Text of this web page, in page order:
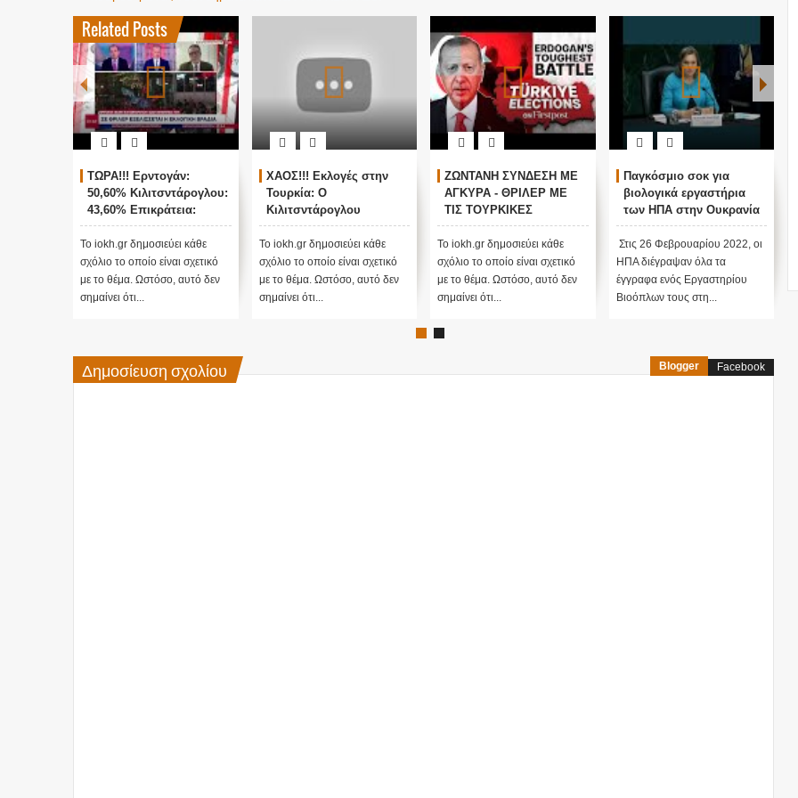
Related Posts
ΤΩΡΑ!!! Ερντογάν:
50,60% Κιλιτσντάρογλου:
43,60% Επικράτεια:
78,2%
Το iokh.gr δημοσιεύει κάθε
σχόλιο το οποίο είναι σχετικό
με το θέμα. Ωστόσο, αυτό δεν
σημαίνει ότι...
ΧΑΟΣ!!! Εκλογές στην
Τουρκία: Ο
Κιλιτσντάρογλου
αμφισβητεί τα
αποτελέσματα θα γίνουν
ενστάσεις...
Το iokh.gr δημοσιεύει κάθε
σχόλιο το οποίο είναι σχετικό
με το θέμα. Ωστόσο, αυτό δεν
σημαίνει ότι...
ΖΩΝΤΑΝΗ ΣΥΝΔΕΣΗ ΜΕ
ΑΓΚΥΡΑ - ΘΡΙΛΕΡ ΜΕ
ΤΙΣ ΤΟΥΡΚΙΚΕΣ
ΕΚΛΟΓΕΣ !
Το iokh.gr δημοσιεύει κάθε
σχόλιο το οποίο είναι σχετικό
με το θέμα. Ωστόσο, αυτό δεν
σημαίνει ότι...
Παγκόσμιο σοκ για
βιολογικά εργαστήρια
των ΗΠΑ στην Ουκρανία
Στις 26 Φεβρουαρίου 2022, οι
ΗΠΑ διέγραψαν όλα τα
έγγραφα ενός Εργαστηρίου
Βιοόπλων τους στη...
Δημοσίευση σχολίου Blogger Facebook